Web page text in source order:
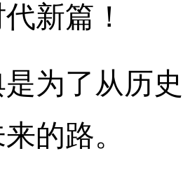
新篇！
是为了从历
的路。